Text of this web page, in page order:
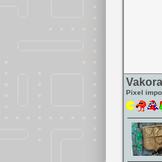
Pixel